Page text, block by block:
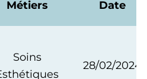
Métiers Date
Soins
28/02/2024